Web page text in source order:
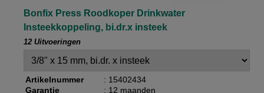
Bonfix Press Roodkoper Drinkwater
Insteekkoppeling, bi.dr.x insteek
12 Uitvoeringen
Artikelnummer
: 15402434
Garantie
: 12 maanden